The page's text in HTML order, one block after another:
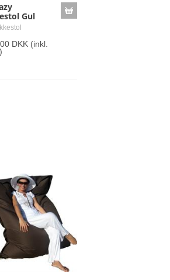
Gul
DKK(inkl.